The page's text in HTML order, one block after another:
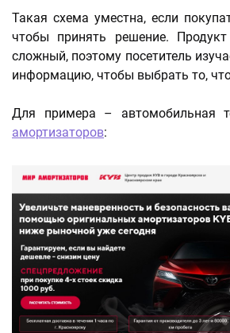
Такая схема уместна, если
чтобы принять решение.
сложный, поэтому посетитель
информацию, чтобы выбрать то,
Для примера – автомобильная
амортизаторов: